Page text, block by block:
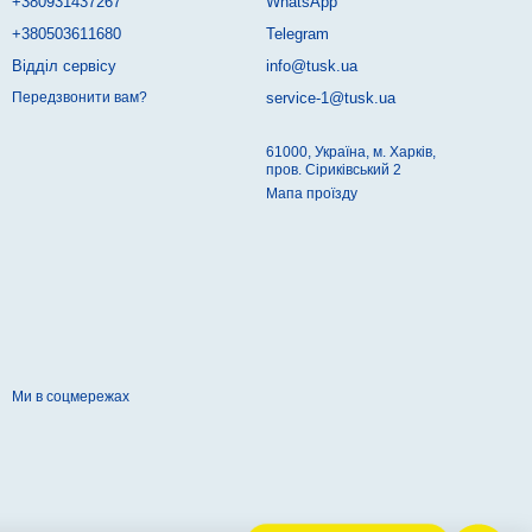
+380503611680
Відділ сервісу
Передзвонити вам?
Telegram
info@tusk.ua
service-1@tusk.ua
61000, Україна, м. Харків,
пров. Сіриківський 2
Мапа проїзду
Ми в соцмережах